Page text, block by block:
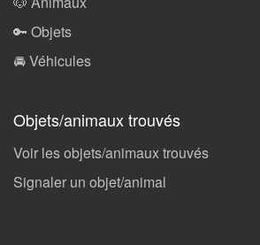
🔑 Objets
🚘 Véhicules
Objets/animaux trouvés
Voir les objets/animaux trouvés
Signaler un objet/animal